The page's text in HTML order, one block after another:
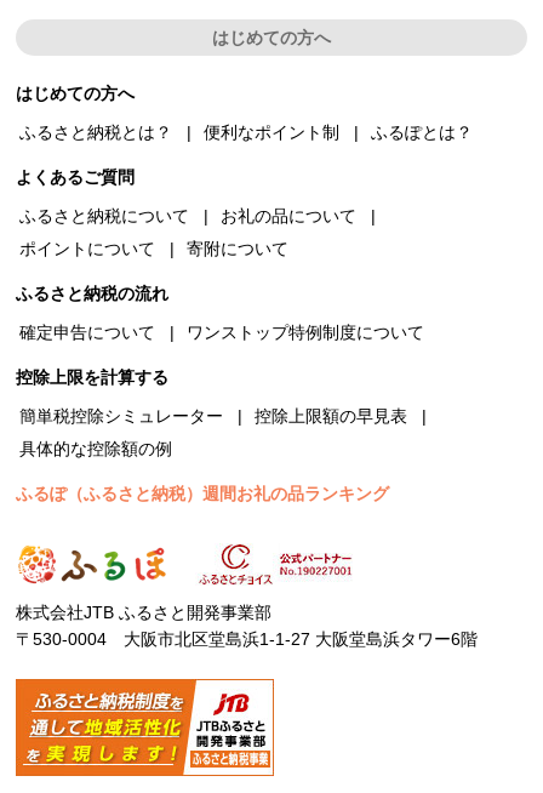
はじめての方へ
はじめての方へ
ふるさと納税とは？
便利なポイント制 ふるぽとは？
よくあるご質問
ふるさと納税について
お礼の品について
ポイントについて
寄附について
ふるさと納税の流れ
確定申告について
ワンストップ特例制度について
控除上限を計算する
簡単税控除シミュレーター
控除上限額の早見表
具体的な控除額の例
ふるぽ（ふるさと納税）週間お礼の品ランキング
株式会社JTB ふるさと開発事業部
〒530-0004 大阪市北区堂島浜1-1-27 大阪堂島浜タワー6階